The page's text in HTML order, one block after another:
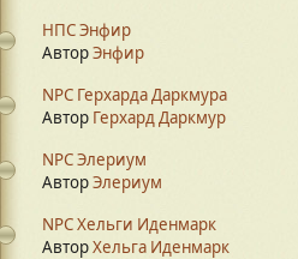
НПС Энфир
АвторЭнфир
NPC Герхарда Даркмура
Автор Герхард Даркмур
NPC Элериум
АвторЭлериум
NPC Хельги Иденмарк
АвторХельга Иденмарк